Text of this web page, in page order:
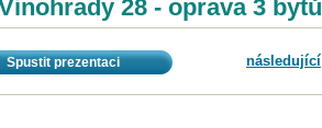
28 - oprava 3 bytů
Spustit prezentaci následující